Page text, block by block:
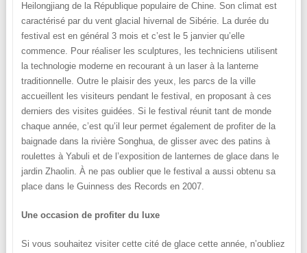
Heilongjiang de la République populaire de Chine. Son climat est
caractérisé par du vent glacial hivernal de Sibérie. La durée du
festival est en général 3 mois et c’est le 5 janvier qu’elle
commence. Pour réaliser les sculptures, les techniciens utilisent
la technologie moderne en recourant à un laser à la lanterne
traditionnelle. Outre le plaisir des yeux, les parcs de la ville
accueillent les visiteurs pendant le festival, en proposant à ces
derniers des visites guidées. Si le festival réunit tant de monde
chaque année, c’est qu’il leur permet également de profiter de la
baignade dans la rivière Songhua, de glisser avec des patins à
roulettes à Yabuli et de l’exposition de lanternes de glace dans le
jardin Zhaolin. À ne pas oublier que le festival a aussi obtenu sa
place dans le Guinness des Records en 2007.
Une occasion de profiter du luxe
Si vous souhaitez visiter cette cité de glace cette année, n’oubliez